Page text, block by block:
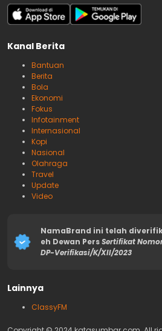
Kanal Berita
Bantuan
Berita
Bola
Ekonomi
Fokus
Infotainment
Internasional
Kopi
Nasional
Olahraga
Travel
Update
Video
NamaBrand ini telah
eh Dewan PersSertifikat
DP-Verifikasi/K/XII/2023
Lainnya
ClassyFM